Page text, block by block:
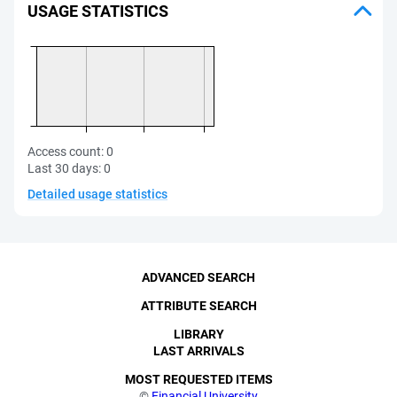
USAGE STATISTICS
Access count:0
Last 30 days:0
Detailed usage statistics
ADVANCED SEARCH
ATTRIBUTE SEARCH
LIBRARY
LAST ARRIVALS
MOST REQUESTED ITEMS